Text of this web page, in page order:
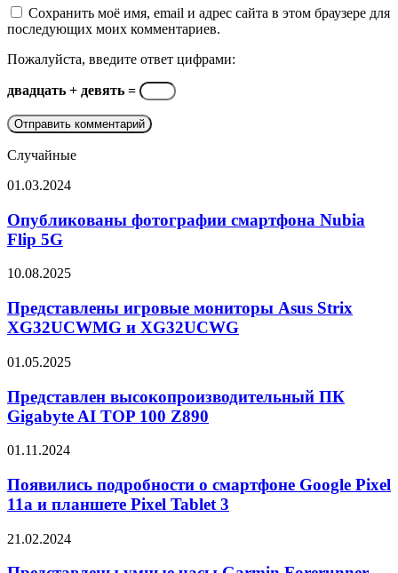
Сохранить моё имя, email и адрес сайта в этом браузере для
последующих моих комментариев.
Пожалуйста, введите ответ цифрами:
двадцать + девять =
Случайные
Опубликованы
смартфона
Nubia
Flip
01.03.2024
Опубликованы фотографии смартфона Nubia
Flip 5G
Представлены
мониторы
Asus
Strix
и
10.08.2025
Представлены игровые мониторы Asus Strix
XG32UCWMG и XG32UCWG
Представлен
ПК
Gigabyte
AI
100
01.05.2025
Представлен высокопроизводительный ПК
Gigabyte AI TOP 100 Z890
Появились
о
смартфоне
Google
11a
01.11.2024
Появились подробности о смартфоне Google Pixel
11a и планшете Pixel Tablet 3
Представлены
часы
21.02.2024